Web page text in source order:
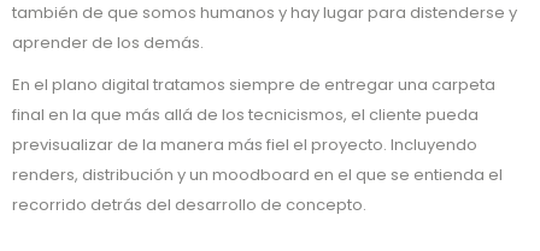
también de que somos humanos y hay lugar para distenderse y
aprender de los demás.
En el plano digital tratamos siempre de entregar una carpeta
final en la que más allá de los tecnicismos, el cliente pueda
previsualizar de la manera más fiel el proyecto. Incluyendo
renders, distribución y un moodboard en el que se entienda el
recorrido detrás del desarrollo de concepto.